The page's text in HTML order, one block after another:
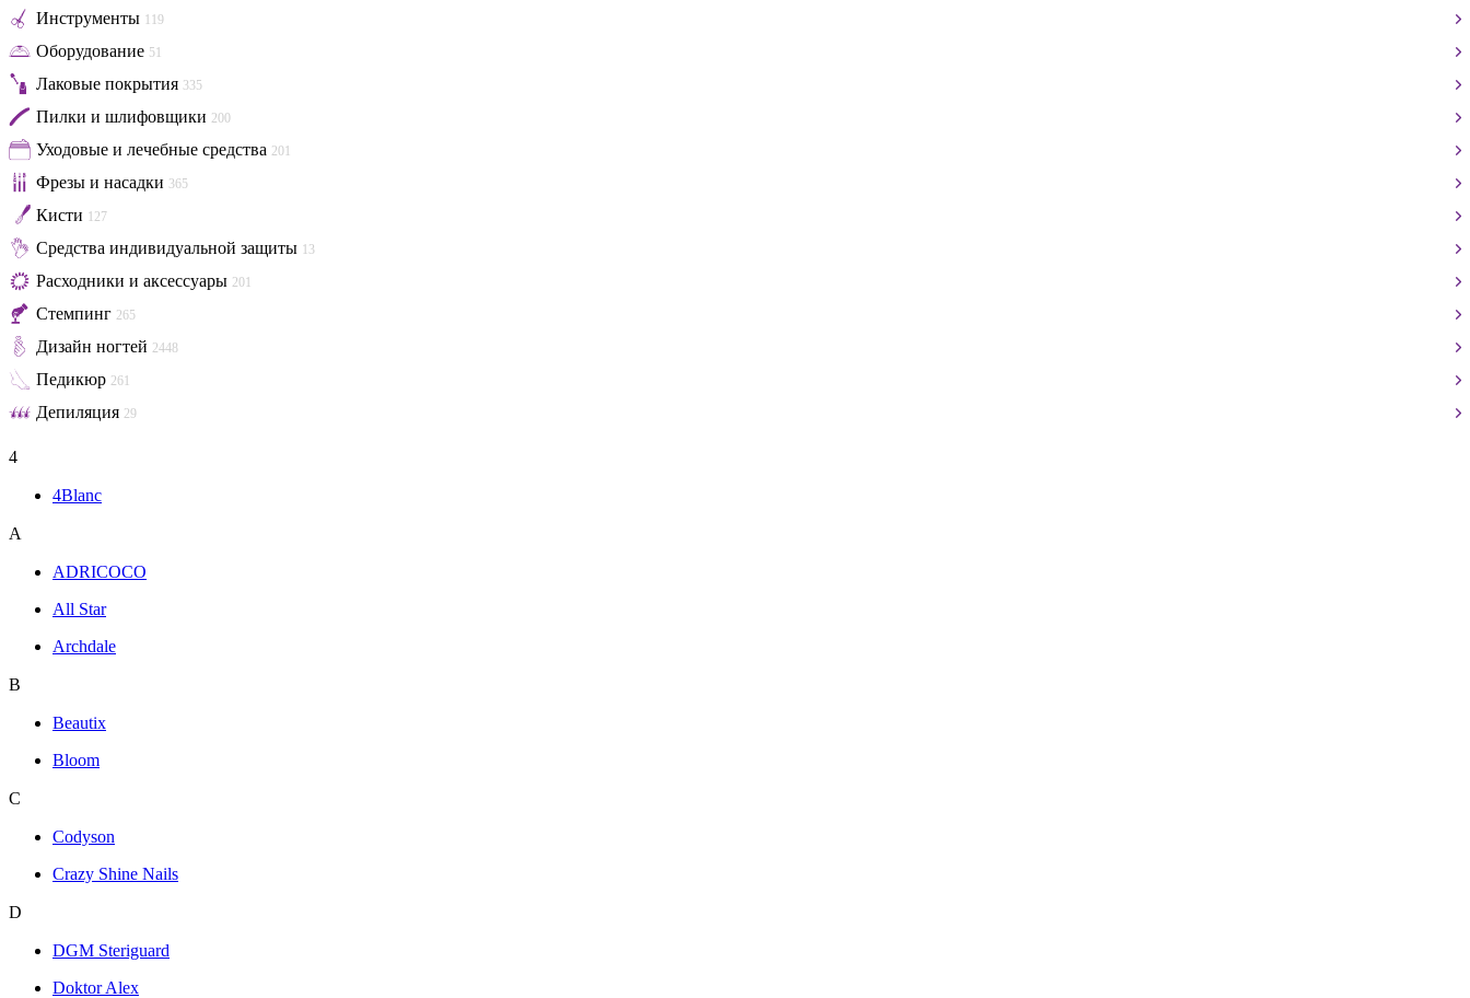
Инструменты 119
Оборудование 51
Лаковые покрытия 335
Пилки и шлифовщики 200
Уходовые и лечебные средства 201
Фрезы и насадки 365
Кисти 127
Средства индивидуальной защиты 13
Расходники и аксессуары 201
Стемпинг 265
Дизайн ногтей 2448
Педикюр 261
Депиляция 29
4
4Blanc
A
ADRICOCO
All Star
Archdale
B
Beautix
Bloom
C
Codyson
Crazy Shine Nails
D
DGM Steriguard
Doktor Alex